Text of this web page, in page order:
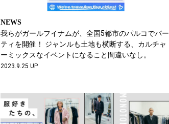
NEWS
我らがガールフイナムが、全国5都市のパルコでパー
ティを開催！ ジャンルも土地も横断する、カルチャ
ーミックスなイベントになること間違いなし。
2023.9.25 UP